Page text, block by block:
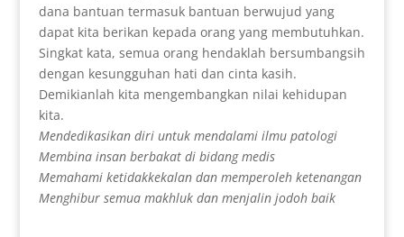
dana bantuan termasuk bantuan berwujud yang
dapat kita berikan kepada orang yang membutuhkan.
Singkat kata, semua orang hendaklah bersumbangsih
dengan kesungguhan hati dan cinta kasih.
Demikianlah kita mengembangkan nilai kehidupan
kita.
Mendedikasikan diri untuk mendalami ilmu patologi
Membina insan berbakat di bidang medis
Memahami ketidakkekalan dan memperoleh ketenangan
Menghibur semua makhluk dan menjalin jodoh baik